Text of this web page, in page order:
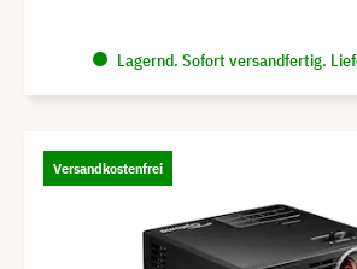
Lagernd. Sofort versandfertig.
Versandkostenfrei